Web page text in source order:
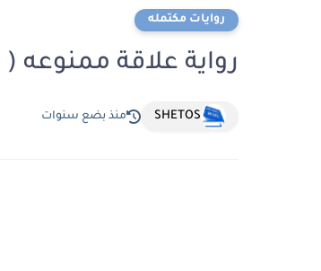
روايات مكتمله
رواية علاقة ممنوعه
SHETOS منذ بضع سنوات